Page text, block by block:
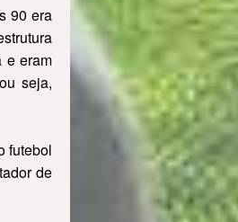
90 era
e eram
seja,
futebol
de